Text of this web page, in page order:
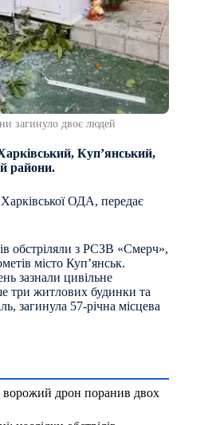
загинуло двоє людей
Купʼянський,
райони.
ОДА, передає
обстріляли з РСЗВ «Смерч»,
місто Купʼянськ.
зазнали цивільне
три житлових будинки та
загинула 57-річна місцева
дрон поранив двох